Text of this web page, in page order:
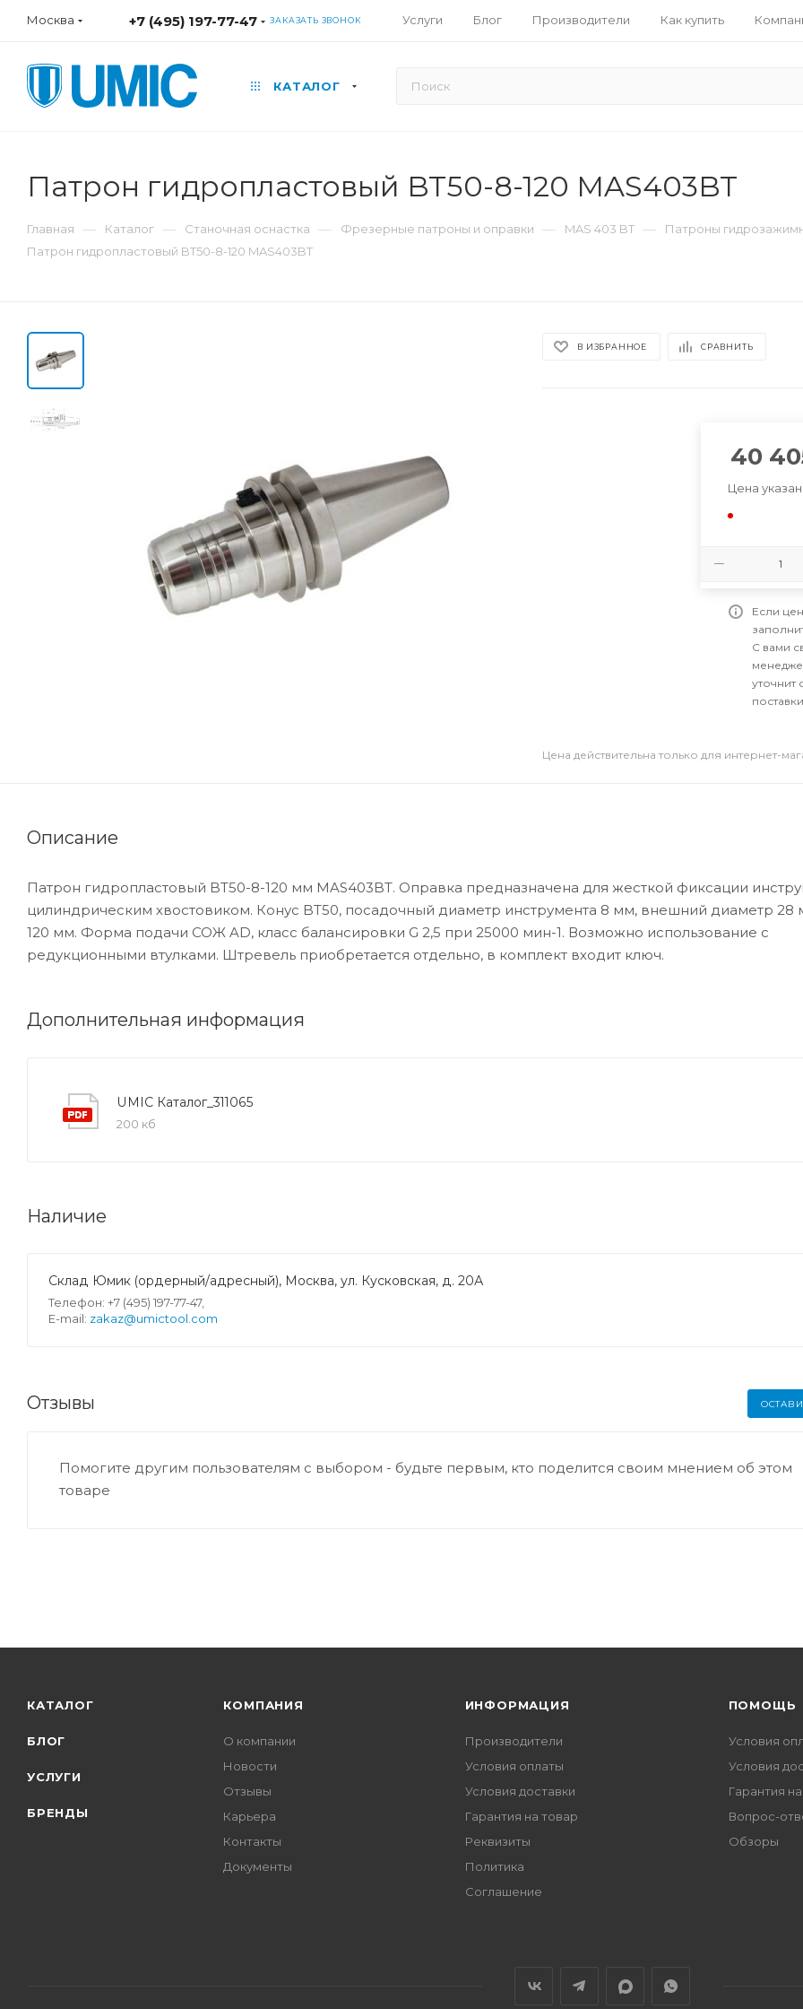
Москва +7 (495) 197-77-47 ЗАКАЗАТЬ ЗВОНОК Услуги Блог Производители Как купить
КАТАЛОГ
Патрон гидропластовый BT50-8-120 MAS403BT
Главная — Каталог — Станочная оснастка — Фрезерные патроны и оправки — MAS 403 BT — Патроны
Патрон гидропластовый BT50-8-120 MAS403BT
В ИЗБРАННОЕ СРАВНИТЬ
40
Цена
Если
С вами
уточнит
поставки.
Цена действительна только для интернет-
Описание
Патрон гидропластовый BT50-8-120 мм MAS403BT. Оправка предназначена для жесткой фиксации
цилиндрическим хвостовиком. Конус BT50, посадочный диаметр инструмента 8 мм, внешний диаметр 28
120 мм. Форма подачи СОЖ AD, класс балансировки G 2,5 при 25000 мин-1. Возможно использование с
редукционными втулками. Штревель приобретается отдельно, в комплект входит ключ.
Дополнительная информация
UMIC Каталог_311065
200 кб
Наличие
Склад Юмик (ордерный/адресный), Москва, ул. Кусковская, д. 20А
Телефон: +7 (495) 197-77-47,
E-mail: zakaz@umictool.com
Отзывы
Помогите другим пользователям с выбором - будьте первым, кто поделится своим мнением об этом
товаре
КАТАЛОГ
БЛОГ
УСЛУГИ
БРЕНДЫ
КОМПАНИЯ
О компании
Новости
Отзывы
Карьера
Контакты
Документы
ИНФОРМАЦИЯ
Производители
Условия оплаты
Условия доставки
Гарантия на товар
Реквизиты
Политика
Соглашение
ПОМОЩЬ
Условия
Условия
Гарантия
Вопрос-
Обзоры